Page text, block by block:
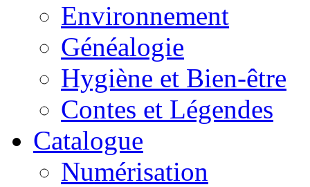
Environnement
Généalogie
Hygiène et Bien-être
Contes et Légendes
Catalogue
Numérisation